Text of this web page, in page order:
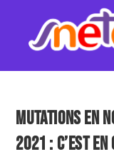
MUTATIONS EN
2021 : C’EST EN